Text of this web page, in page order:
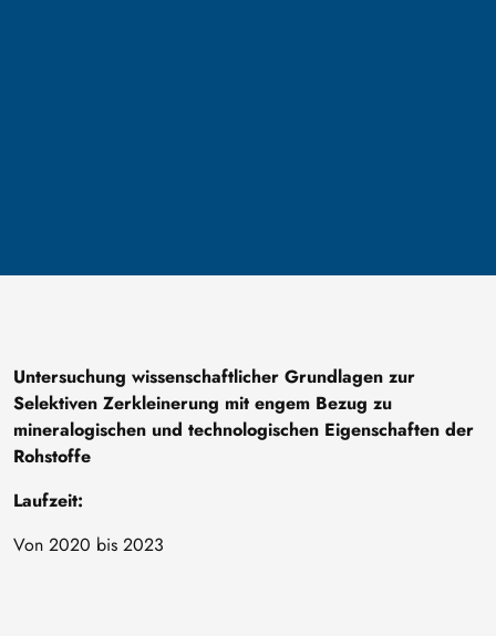
Untersuchung wissenschaftlicher Grundlagen zur
Selektiven Zerkleinerung mit engem Bezug zu
mineralogischen und technologischen Eigenschaften der
Rohstoffe
Laufzeit:
Von 2020 bis 2023